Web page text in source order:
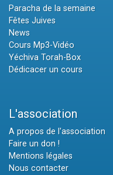
Paracha de la semaine
Fêtes Juives
News
Cours Mp3-Vidéo
Yéchiva Torah-Box
Dédicacer un cours
L'association
A propos de l'association
Faire un don !
Mentions légales
Nous contacter